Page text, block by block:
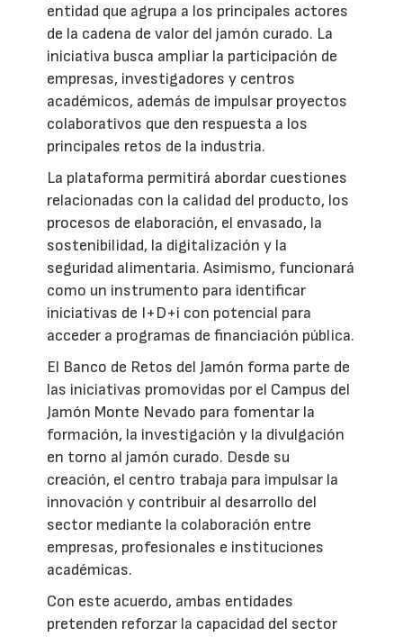
entidad que agrupa a los principales actores
de la cadena de valor del jamón curado. La
iniciativa busca ampliar la participación de
empresas, investigadores y centros
académicos, además de impulsar proyectos
colaborativos que den respuesta a los
principales retos de la industria.
La plataforma permitirá abordar cuestiones
relacionadas con la calidad del producto, los
procesos de elaboración, el envasado, la
sostenibilidad, la digitalización y la
seguridad alimentaria. Asimismo, funcionará
como un instrumento para identificar
iniciativas de I+D+i con potencial para
acceder a programas de financiación pública.
El Banco de Retos del Jamón forma parte de
las iniciativas promovidas por el Campus del
Jamón Monte Nevado para fomentar la
formación, la investigación y la divulgación
en torno al jamón curado. Desde su
creación, el centro trabaja para impulsar la
innovación y contribuir al desarrollo del
sector mediante la colaboración entre
empresas, profesionales e instituciones
académicas.
Con este acuerdo, ambas entidades
pretenden reforzar la capacidad del sector